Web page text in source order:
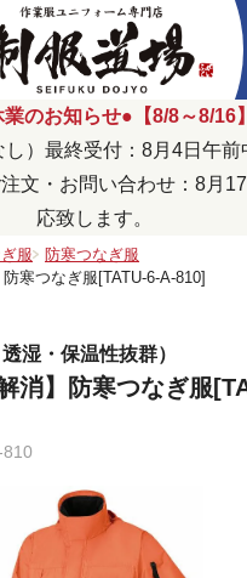
のお知らせ●【8/8～8/16】
し）最終受付：8月4日午前
文・お問い合わせ：8月
応致します。
服
防寒つなぎ服
防寒つなぎ服[TATU-6-A-810]
湿・保温性抜群）
消】防寒つなぎ服
810